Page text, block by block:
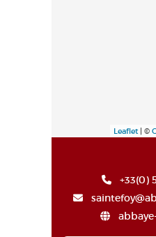
Leaflet| ©
+33(0)